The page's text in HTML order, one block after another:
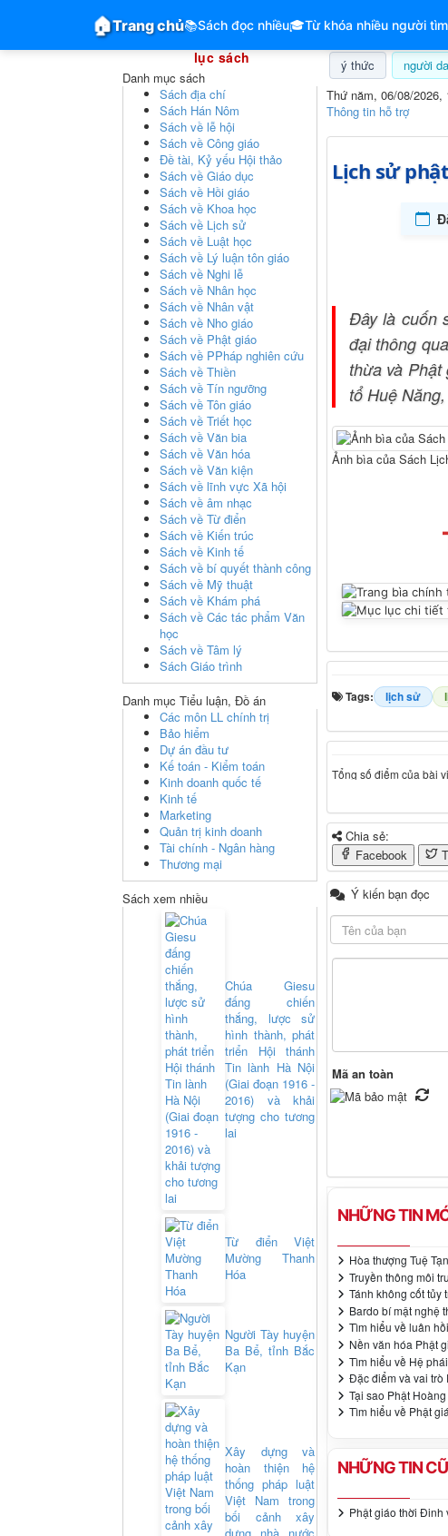
🏠Trang chủ📚Sách đọc nhiều🎓Từ khóa nhiều người tìm
ý thức người
Thứ năm, 06/08/2026,
Thông tin hỗ trợ
Lịch sử
Đây là cuốn
đại thông
thừa và
tổ Huệ
Ảnh bìa của Sách
Tags: lịch sử
Tổng số điểm của bài
Chia sẻ:
Facebook
Ý kiến bạn đọc
Mã an toàn
NHỮNG TIN
Hòa thượng Tuệ
Truyền thông môi
Tánh không cốt tủy
Bardo bí mật nghệ
Tìm hiểu về luân
Nền văn hóa Phật
Tìm hiểu về Hệ
Đặc điểm và vai trò
Tại sao Phật Hoàng
Tìm hiểu về Phật
NHỮNG TIN
Phật giáo thời Đinh
Hệ thống hóa tài liệu & mục
lục sách
Danh mục sách
Sách địa chí
Sách Hán Nôm
Sách về lễ hội
Sách về Công giáo
Đề tài, Kỷ yếu Hội thảo
Sách về Giáo dục
Sách về Hồi giáo
Sách về Khoa học
Sách về Lịch sử
Sách về Luật học
Sách về Lý luận tôn giáo
Sách về Nghi lễ
Sách về Nhân học
Sách về Nhân vật
Sách về Nho giáo
Sách về Phật giáo
Sách về PPháp nghiên cứu
Sách về Thiền
Sách về Tín ngưỡng
Sách về Tôn giáo
Sách về Triết học
Sách về Văn bia
Sách về Văn hóa
Sách về Văn kiện
Sách về lĩnh vực Xã hội
Sách về âm nhạc
Sách về Từ điển
Sách về Kiến trúc
Sách về Kinh tế
Sách về bí quyết thành công
Sách về Mỹ thuật
Sách về Khám phá
Sách về Các tác phẩm Văn
học
Sách về Tâm lý
Sách Giáo trình
Danh mục Tiểu luận, Đồ án
Các môn LL chính trị
Bảo hiểm
Dự án đầu tư
Kế toán - Kiểm toán
Kinh doanh quốc tế
Kinh tế
Marketing
Quản trị kinh doanh
Tài chính - Ngân hàng
Thương mại
Sách xem nhiều
Chúa Giesu
đấng chiến
thắng, lược sử
hình thành, phát
triển Hội thánh
Tin lành Hà Nội
(Giai đoạn 1916 -
2016) và khải
tượng cho tương
lai
Từ điển Việt
Mường Thanh
Hóa
Người Tày huyện
Ba Bể, tỉnh Bắc
Kạn
Xây dựng và
hoàn thiện hệ
thống pháp luật
Việt Nam trong
bối cảnh xây
dựng nhà nước